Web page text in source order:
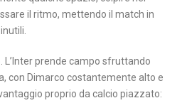
il ritmo, mettendo il match in
L’Inter prende campo sfruttando
con Dimarco costantemente alto e
proprio da calcio piazzato: